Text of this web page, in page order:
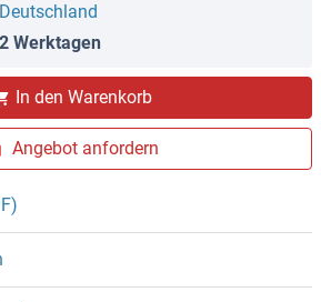
Deutschland
Werktagen
In den Warenkorb
Angebot anfordern